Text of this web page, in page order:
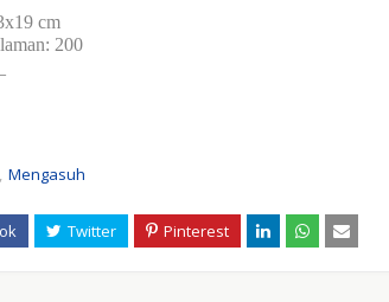
cm
200
Mengasuh